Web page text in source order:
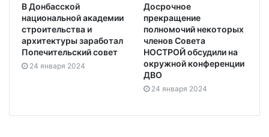
В Донбасской
национальной академии
строительства и
архитектуры заработал
Попечительский совет
24 января 2024
Досрочное
прекращение
полномочий некоторых
членов Совета
НОСТРОЙ обсудили на
окружной конференции
ДВО
24 января 2024